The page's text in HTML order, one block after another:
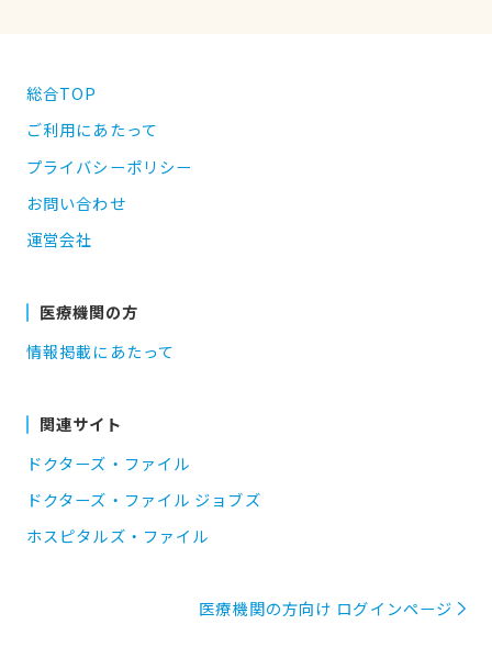
総合TOP
ご利用にあたって
プライバシーポリシー
お問い合わせ
運営会社
医療機関の方
情報掲載にあたって
関連サイト
ドクターズ・ファイル
ドクターズ・ファイル ジョブズ
ホスピタルズ・ファイル
医療機関の方向け ログインページ